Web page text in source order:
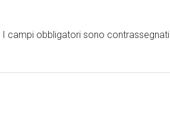
I campi obbligatori sono contrassegnati